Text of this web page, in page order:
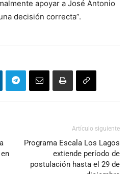
apoyar a José Antonio
decisión correcta”.
Artículo siguiente
Programa Escala Los Lagos
extiende período de
postulación hasta el 29 de